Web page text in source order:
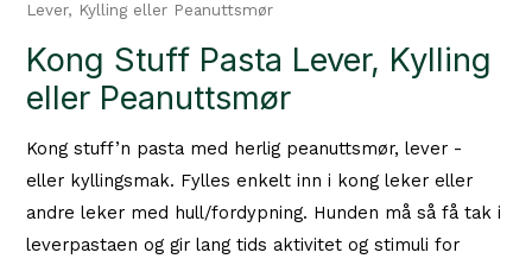
Lever, Kylling eller Peanuttsmør
Kong Stuff Pasta Lever, Kylling
eller Peanuttsmør
Kong stuff’n pasta med herlig peanuttsmør, lever -
eller kyllingsmak. Fylles enkelt inn i kong leker eller
andre leker med hull/fordypning. Hunden må så få tak i
leverpastaen og gir lang tids aktivitet og stimuli for